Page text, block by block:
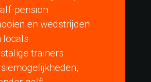
pension
en wedstrijden
locals
trainers